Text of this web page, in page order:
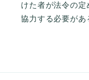
けた者が法令の定
協力する必要があ